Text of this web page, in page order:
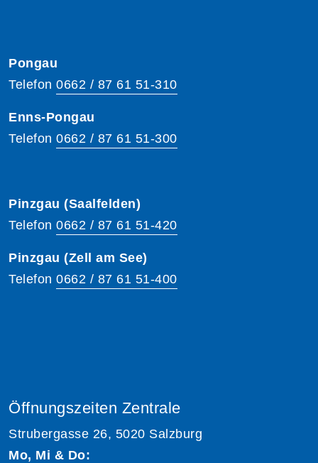
Pongau
Telefon 0662 / 87 61 51-310
Enns-Pongau
Telefon 0662 / 87 61 51-300
Pinzgau (Saalfelden)
Telefon 0662 / 87 61 51-420
Pinzgau (Zell am See)
Telefon 0662 / 87 61 51-400
Öffnungszeiten Zentrale
Strubergasse 26, 5020 Salzburg
Mo, Mi & Do: